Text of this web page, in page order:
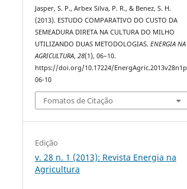
Jasper, S. P., Arbex Silva, P. R., & Benez, S. H.
(2013). ESTUDO COMPARATIVO DO CUSTO DA
SEMEADURA DIRETA NA CULTURA DO MILHO
UTILIZANDO DUAS METODOLOGIAS.ENERGIA NA
AGRICULTURA,28(1), 06–10.
https://doi.org/10.17224/EnergAgric.2013v28n1p
06-10
Fomatos de Citação
Edição
v. 28 n. 1 (2013): Revista Energia na
Agricultura